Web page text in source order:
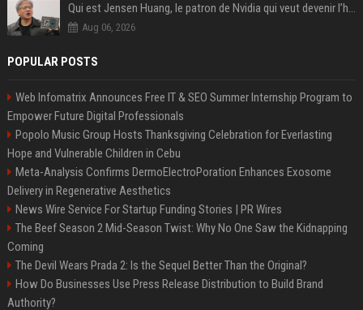
Qui est Jensen Huang, le patron de Nvidia qui veut devenir l’homme fort de l’intelligence artificielle ?
Aug 06, 2026
POPULAR POSTS
Web Infomatrix Announces Free IT & SEO Summer Internship Program to
Empower Future Digital Professionals
Popolo Music Group Hosts Thanksgiving Celebration for Everlasting
Hope and Vulnerable Children in Cebu
Meta-Analysis Confirms DermoElectroPoration Enhances Exosome
Delivery in Regenerative Aesthetics
News Wire Service For Startup Funding Stories | PR Wires
The Beef Season 2 Mid-Season Twist: Why No One Saw the Kidnapping
Coming
The Devil Wears Prada 2: Is the Sequel Better Than the Original?
How Do Businesses Use Press Release Distribution to Build Brand
Authority?